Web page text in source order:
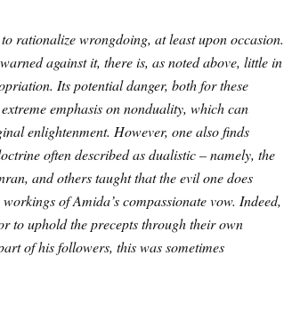
rationalize wrongdoing, at least upon occasion.
against it, there is, as noted above, little in
Its potential danger, both for these
emphasis on nonduality, which can
enlightenment. However, one also finds
often described as dualistic – namely, the
and others taught that the evil one does
of Amida’s compassionate vow. Indeed,
to uphold the precepts through their own
of his followers, this was sometimes